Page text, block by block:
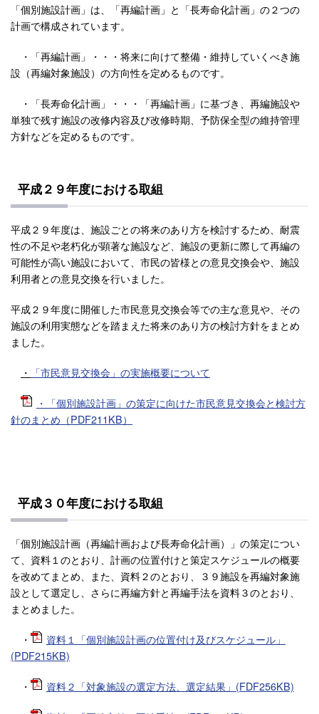
「個別施設計画」は、「再編計画」と「長寿命化計画」の２つの
計画で構成されています。
・「再編計画」・・・将来に向けて整備・維持していくべき施
設（再編対象施設）の方向性を定めるものです。
・「長寿命化計画」・・・「再編計画」に基づき、再編施設や
単独で残す施設の改修内容及び改修時期、予防保全型の維持管理
方針などを定めるものです。
平成２９年度における取組
平成２９年度は、施設ごとの将来のあり方を検討するため、耐震
性の不足や老朽化が顕著な施設など、施設の更新に際して再編の
可能性が高い施設において、市民の皆様との意見交換会や、施設
利用者との意見交換を行いました。
平成２９年度に開催した市民意見交換会等での主な意見や、その
施設の利用実態などを踏まえた将来のあり方の検討方針をまとめ
ました。
・ 「市民意見交換会」の実施概要について
・「個別施設計画」の策定に向けた市民意見交換会と検討方
針のまとめ（PDF211KB）
平成３０年度における取組
「個別施設計画（再編計画および長寿命化計画）」の策定につい
て、資料１のとおり、計画の位置付けと策定スケジュールの概要
を改めてまとめ、また、資料２のとおり、３９施設を再編対象施
設として選定し、さらに再編方針と再編手法を資料３のとおり、
まとめました。
・
資料１「個別施設計画の位置付け及びスケジュール」
(PDF215KB)
・ 資料２「対象施設の選定方法、選定結果」(FDF256KB)